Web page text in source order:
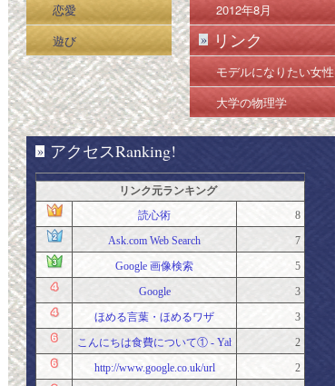
恋愛
遊び
2012年8月
» リンク
モデルになりたい女性
のための努力ポイント
大学の物理学
» アクセスRanking!
リンク元ランキング
読心術
8
Ask.com Web Search
7
Google 画像検索
5
Google
3
ほめる言葉・ほめるワザ
3
こんにちは食費について① - Yahoo!知恵袋
2
http://www.google.co.uk/url
2